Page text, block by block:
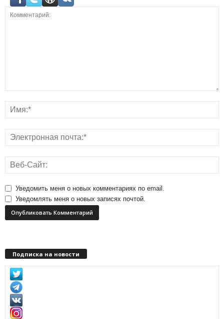
Уведомить меня о новых комментариях по email.
Уведомлять меня о новых записях почтой.
Подписка на новости